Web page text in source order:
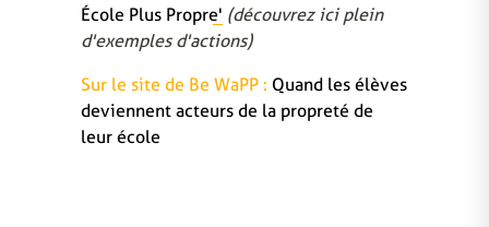
École Plus Propre' (découvrez ici plein
d'exemples d'actions)
Sur le site de Be WaPP : Quand les élèves
deviennent acteurs de la propreté de
leur école